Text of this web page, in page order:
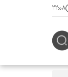
۲۲:۰۸